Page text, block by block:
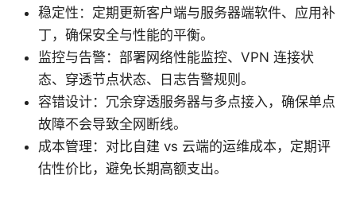
稳定性：定期更新客户端与服务器端软件、应用补
丁，确保安全与性能的平衡。
监控与告警：部署网络性能监控、VPN 连接状
态、穿透节点状态、日志告警规则。
容错设计：冗余穿透服务器与多点接入，确保单点
故障不会导致全网断线。
成本管理：对比自建 vs 云端的运维成本，定期评
估性价比，避免长期高额支出。